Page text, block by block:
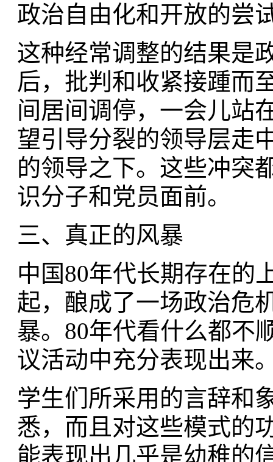
政治自由化和开放的尝
这种经常调整的结果是
后，批判和收紧接踵而
间居间调停，一会儿站
望引导分裂的领导层走
的领导之下。这些冲突
识分子和党员面前。
三、真正的风暴
中国80年代长期存在的
起，酿成了一场政治危
暴。80年代看什么都不
议活动中充分表现出来
学生们所采用的言辞和
悉，而且对这些模式的
能表现出几乎是幼稚的